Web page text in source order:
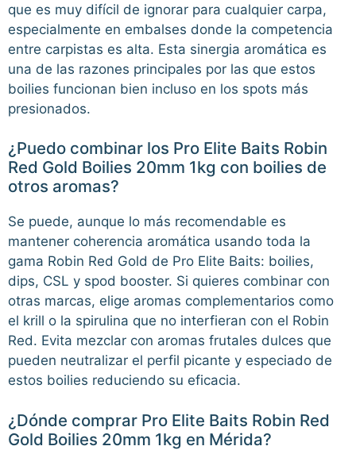
que es muy difícil de ignorar para cualquier carpa,
especialmente en embalses donde la competencia
entre carpistas es alta. Esta sinergia aromática es
una de las razones principales por las que estos
boilies funcionan bien incluso en los spots más
presionados.
¿Puedo combinar los Pro Elite Baits Robin
Red Gold Boilies 20mm 1kg con boilies de
otros aromas?
Se puede, aunque lo más recomendable es
mantener coherencia aromática usando toda la
gama Robin Red Gold de Pro Elite Baits: boilies,
dips, CSL y spod booster. Si quieres combinar con
otras marcas, elige aromas complementarios como
el krill o la spirulina que no interfieran con el Robin
Red. Evita mezclar con aromas frutales dulces que
pueden neutralizar el perfil picante y especiado de
estos boilies reduciendo su eficacia.
¿Dónde comprar Pro Elite Baits Robin Red
Gold Boilies 20mm 1kg en Mérida?